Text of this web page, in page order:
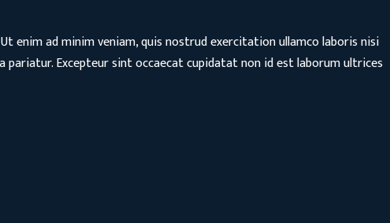
enim ad minim veniam, quis nostrud exercitation ullamco laboris nisi
Excepteur sint occaecat cupidatat non id est laborum ultrices